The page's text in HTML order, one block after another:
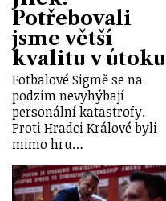
Potřebovali
jsme větší
kvalitu v útoku
Fotbalové Sigmě se na
podzim nevyhýbají
personální katastrofy.
Proti Hradci Králové byli
mimo hru…